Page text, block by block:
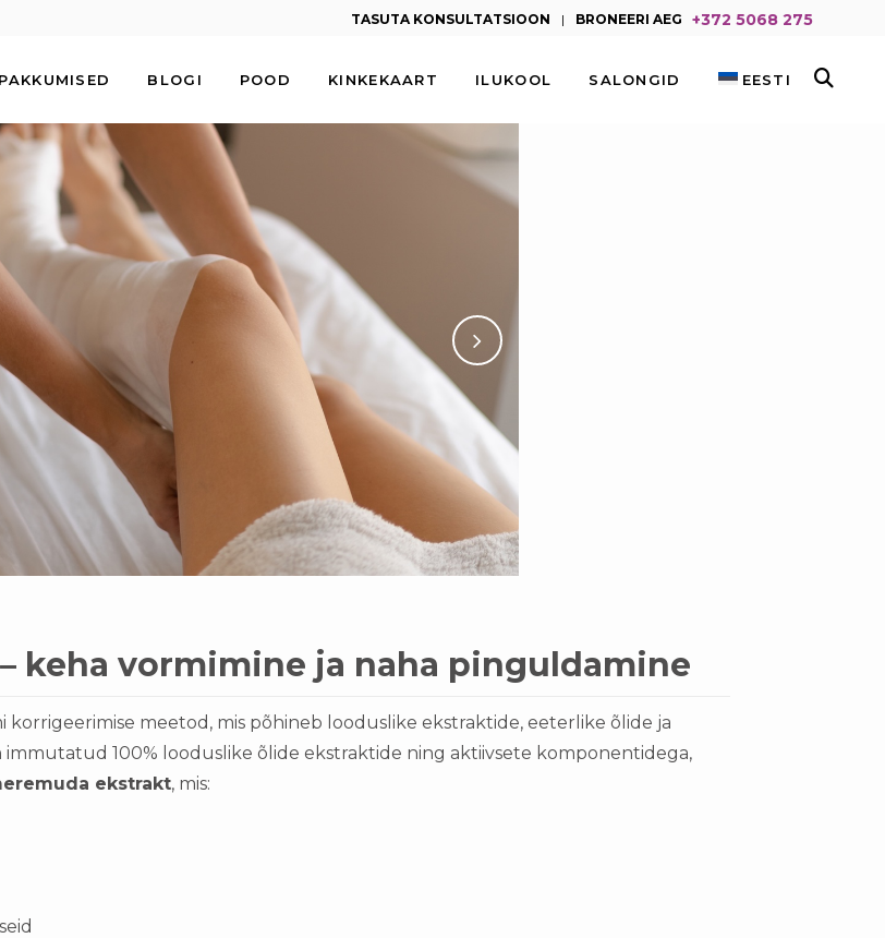
TASUTA KONSULTATSIOON | BRONEERI AEG +372 5068 275
PAKKUMISED BLOGI POOD KINKEKAART ILUKOOL SALONGID EESTI
keha vormimine ja naha pinguldamine
meetod, mis põhineb looduslike ekstraktide, eeterlike õlide ja
100% looduslike õlide ekstraktide ning aktiivsete komponentidega,
ekstrakt, mis: